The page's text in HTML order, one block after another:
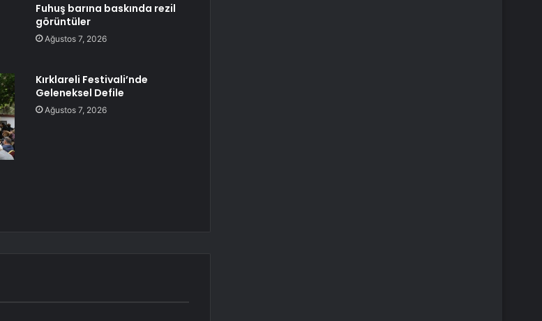
Fuhuş barına baskında rezil
görüntüler
Ağustos 7, 2026
Kırklareli Festivali’nde
Geleneksel Defile
Ağustos 7, 2026